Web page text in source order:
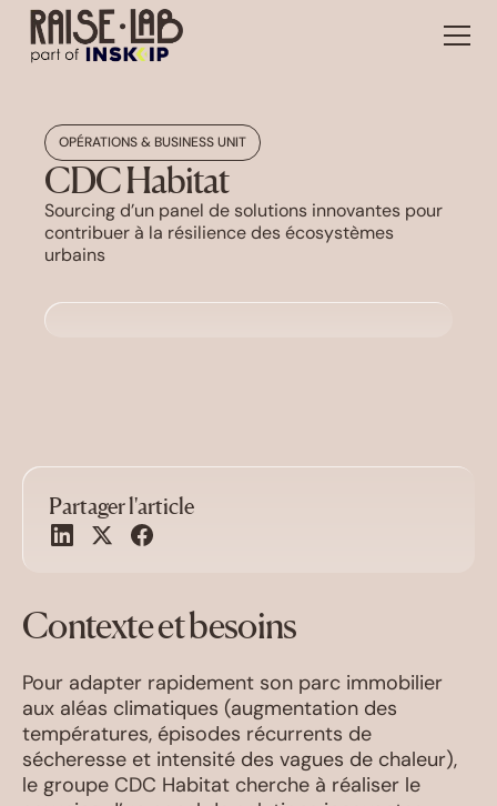
OPÉRATIONS & BUSINESS UNIT
CDC Habitat
Sourcing d’un panel de solutions innovantes pour
contribuer à la résilience des écosystèmes
urbains
Partager l'article
Contexte et besoins
Pour adapter rapidement son parc immobilier
aux aléas climatiques (augmentation des
températures, épisodes récurrents de
sécheresse et intensité des vagues de chaleur),
le groupe CDC Habitat cherche à réaliser le